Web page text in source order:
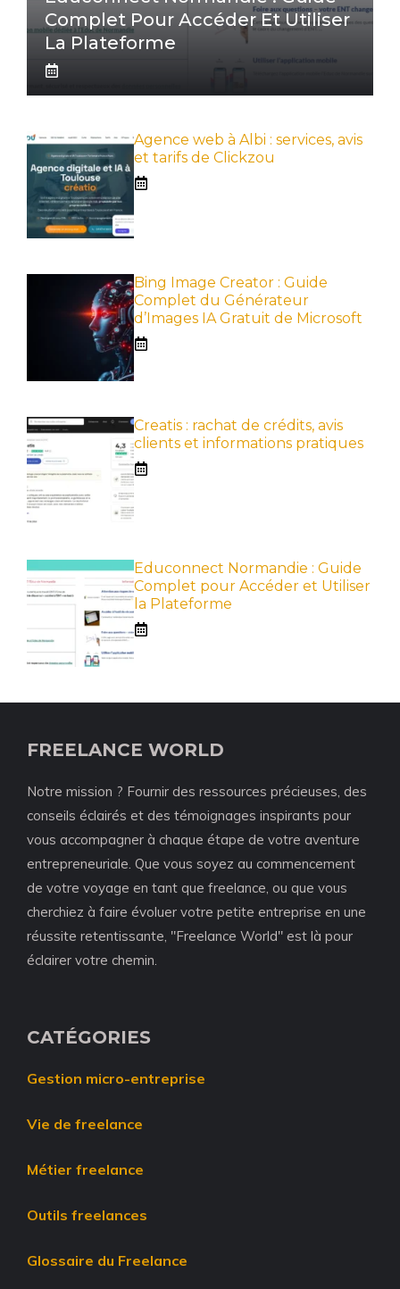
Complet Pour Accéder Et Utiliser
La Plateforme
Agence web à Albi : services, avis
et tarifs de Clickzou
Bing Image Creator : Guide
Complet du Générateur
d’Images IA Gratuit de Microsoft
Creatis : rachat de crédits, avis
clients et informations pratiques
Educonnect Normandie : Guide
Complet pour Accéder et Utiliser
la Plateforme
FREELANCE WORLD
Notre mission ? Fournir des ressources précieuses, des
conseils éclairés et des témoignages inspirants pour
vous accompagner à chaque étape de votre aventure
entrepreneuriale. Que vous soyez au commencement
de votre voyage en tant que freelance, ou que vous
cherchiez à faire évoluer votre petite entreprise en une
réussite retentissante, "Freelance World" est là pour
éclairer votre chemin.
CATÉGORIES
Gestion micro-entreprise
Vie de freelance
Métier freelance
Outils freelances
Glossaire du Freelance